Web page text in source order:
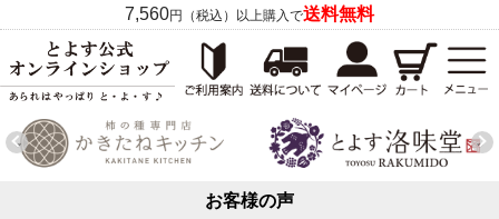
7,560円（税込）以上購入で送料無料
お客様の声